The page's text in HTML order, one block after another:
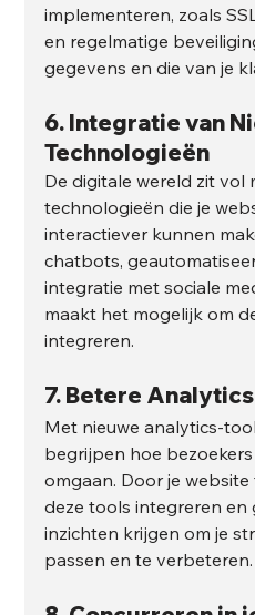
implementeren, zoals
en regelmatige
gegevens en die van je
6. Integratie van
Technologieën
De digitale wereld zit vol
technologieën die je
interactiever kunnen
chatbots,
integratie met sociale
maakt het mogelijk om
integreren.
7. Betere
Met nieuwe analytics-
begrijpen hoe
omgaan. Door je
deze tools integreren en
inzichten krijgen om je
passen en te verbeteren.